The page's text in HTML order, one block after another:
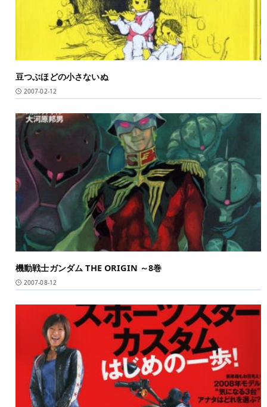
豆つぶほどの小さないぬ
2007-02-12
機動戦士ガンダム THE ORIGIN ～8巻
2007-08-12